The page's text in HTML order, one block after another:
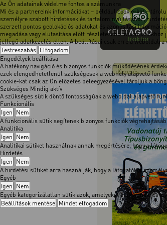
Az Ön adatainak védelme fontos a számunkra
Mi és a partnereink információkat – például cookie-kat –
személyre szabott hirdetések és tartalom nyújtásához,
szerzett pontos geolokációs adatokat és azonosítási
megadása vagy elutasítása előtt részletesebb
jellegű adatkezelés ellen. A beállításai csak erre a
Testreszabás Elfogadom
Engedélyek beállítása
A hatékony navigáció és bizonyos funkciók működésének
ezek elengedhetetlenül szükségesek a webhely alapvető
cookie-kat csak az Ön előzetes beleegyezésével tároljuk a
Szükséges Mindig aktív
A szükséges sütik döntő fontosságúak a weboldal alapvető
Funkcionális
Igen Nem
A funkcionális sütik segítenek bizonyos funkciók
Analitika
Igen Nem
Analitikai sütiket használnak annak megértésére, hogy a
Hirdetés
Igen Nem
A hirdetési sütiket arra használják, hogy a látogatókat
Egyéb
Igen Nem
Egyéb kategorizálatlan sütik azok, amelyeket elemeznek, és
Beállítások mentése Mindet elfogadom